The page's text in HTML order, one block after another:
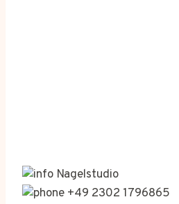
Nagelstudio
+49 2302 1796865